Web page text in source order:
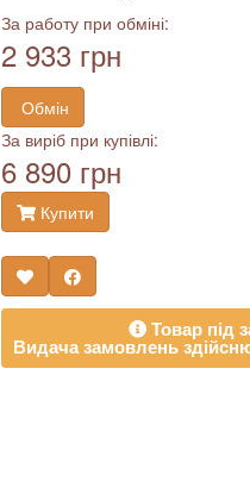
За работу при обміні:
2 933 грн
Обмін
За виріб при купівлі:
6 890 грн
Купити
Товар під
Видача замовлень